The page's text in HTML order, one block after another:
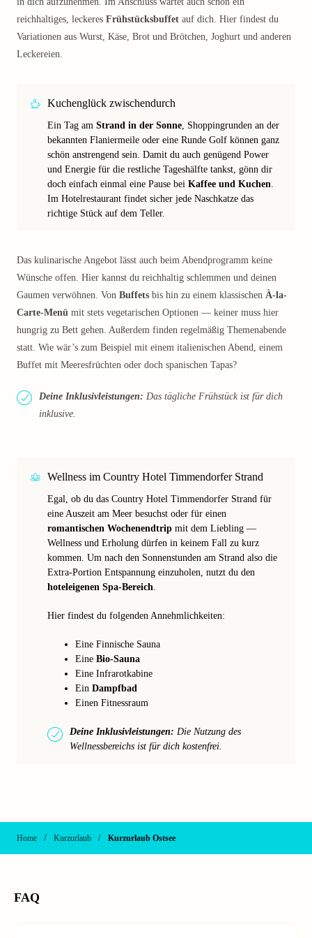
reichhaltiges, leckeres Frühstücksbuffet auf dich. Hier findest du
Variationen aus Wurst, Käse, Brot und Brötchen, Joghurt und anderen
Leckereien.
Kuchenglück zwischendurch
Ein Tag am Strand in der Sonne, Shoppingrunden an der
bekannten Flaniermeile oder eine Runde Golf können ganz
schön anstrengend sein. Damit du auch genügend Power
und Energie für die restliche Tageshälfte tankst, gönn dir
doch einfach einmal eine Pause bei Kaffee und Kuchen.
Im Hotelrestaurant findet sicher jede Naschkatze das
richtige Stück auf dem Teller.
Das kulinarische Angebot lässt auch beim Abendprogramm keine
Wünsche offen. Hier kannst du reichhaltig schlemmen und deinen
Gaumen verwöhnen. Von Buffets bis hin zu einem klassischen À-la-
Carte-Menü mit stets vegetarischen Optionen — keiner muss hier
hungrig zu Bett gehen. Außerdem finden regelmäßig Themenabende
statt. Wie wär’s zum Beispiel mit einem italienischen Abend, einem
Buffet mit Meeresfrüchten oder doch spanischen Tapas?
Deine Inklusivleistungen: Das tägliche Frühstück ist für dich
inklusive.
Wellness im Country Hotel Timmendorfer Strand
Egal, ob du das Country Hotel Timmendorfer Strand für
eine Auszeit am Meer besuchst oder für einen
romantischen Wochenendtrip mit dem Liebling —
Wellness und Erholung dürfen in keinem Fall zu kurz
kommen. Um nach den Sonnenstunden am Strand also die
Extra-Portion Entspannung einzuholen, nutzt du den
hoteleigenen Spa-Bereich.
Hier findest du folgenden Annehmlichkeiten:
Eine Finnische Sauna
Eine Bio-Sauna
Eine Infrarotkabine
Ein Dampfbad
Einen Fitnessraum
Deine Inklusivleistungen: Die Nutzung des
Wellnessbereichs ist für dich kostenfrei.
Home / Kurzurlaub / Kurzurlaub Ostsee
FAQ